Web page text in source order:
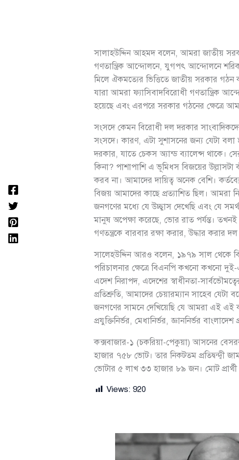
সালাহউদ্দিন আহমদ বলেন, আমরা জাতীয়
গণতান্ত্রিক আন্দোলনে, যুগপৎ আন্দোলনে শরিক
মিলে ঐকমত্যের ভিত্তিতে জাতীয় সরকার
যারা আমরা ফ্যাসিবাদবিরোধী গণতান্ত্রিক
হয়েছে এবং এরপরে সরকার গঠনের ক্ষেত্রে
সংসদে কেমন বিরোধী দল দরকার
সংসদে। কারণ, এটা সুশাসনের জন্য যেটা
দরকার, যাতে চেকস অ্যান্ড ব্যালেন্স থাকে।
কিনা? পাশাপাশি এ ভূমিধস বিজয়ের
করব না। আমাদের দায়িত্ব অনেক বেশি।
বিজয় আমাদের কাছে প্রত্যাশিত ছিল। আমরা
জনগণের মধ্যে যে উচ্ছ্বাস দেখেছি এবং যে
মানুষ অপেক্ষা করেছে, ভোর রাত পর্যন্ত।
গণতন্ত্রকে বারবার রক্ষা করার, উদ্ধার করার
সালেহউদ্দিন আরও বলেন, ১৯৭৯ সাল থেকে
পরিচালনার ক্ষেত্রে বিএনপি কখনো কখনো
এদেশ নিরাপদ, এদেশের স্বাধীনতা-
প্রতিশ্রুতি, আমাদের চেয়ারম্যান সাহেব
জনগণের সামনে দেখিয়েছি যে আমরা এই এই
প্রযুক্তিনির্ভর, মেধানির্ভর, জ্ঞাননির্ভর বাংলাদেশ
কক্সবাজার-১ (চকরিয়া-পেকুয়া) আসনের
হাজার ৭৫৮ ভোট। তার নিকটতম
ভোটার ৫ লাখ ৩৩ হাজার ৮৯ জন। মোট প্রার্থী
Views: 920